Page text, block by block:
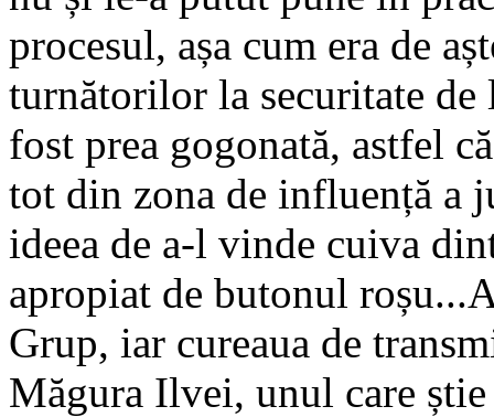
procesul, așa cum era de
turnătorilor la securitate
fost prea gogonată, astfel
tot din zona de influență a
ideea de a-l vinde cuiva
apropiat de butonul
Grup, iar cureaua de
Măgura Ilvei, unul care